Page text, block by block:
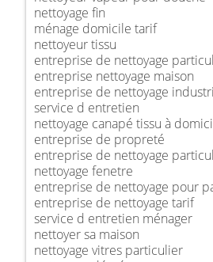
nettoyage fin
ménage domicile tarif
nettoyeur tissu
entreprise de nettoyage
entreprise nettoyage maison
entreprise de nettoyage
service d entretien
nettoyage canapé tissu à
entreprise de propreté
entreprise de nettoyage
nettoyage fenetre
entreprise de nettoyage pour
entreprise de nettoyage tarif
service d entretien ménager
nettoyer sa maison
nettoyage vitres particulier